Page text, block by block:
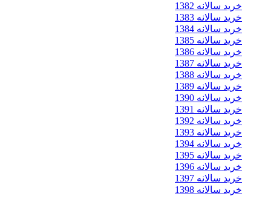
خرید سالانه 1382
خرید سالانه 1383
خرید سالانه 1384
خرید سالانه 1385
خرید سالانه 1386
خرید سالانه 1387
خرید سالانه 1388
خرید سالانه 1389
خرید سالانه 1390
خرید سالانه 1391
خرید سالانه 1392
خرید سالانه 1393
خرید سالانه 1394
خرید سالانه 1395
خرید سالانه 1396
خرید سالانه 1397
خرید سالانه 1398